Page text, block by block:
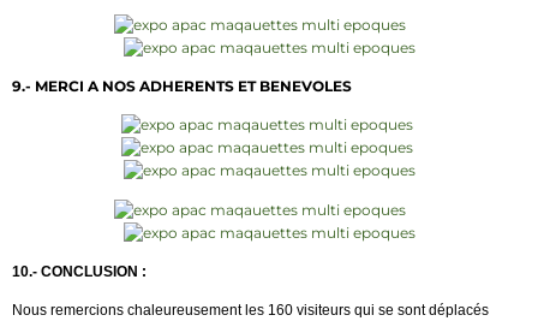
9.- MERCI A NOS ADHERENTS ET BENEVOLES
10.- CONCLUSION :
Nous remercions chaleureusement les 160 visiteurs qui se sont déplacés